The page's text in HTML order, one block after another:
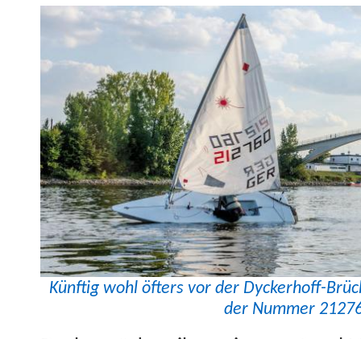
Kün­ftig wohl öfters vor der Dyck­er­hoff-
der Num­mer